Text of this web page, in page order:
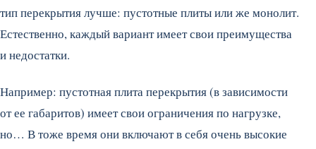
тип перекрытия лучше: пустотные плиты или же монолит.
Естественно, каждый вариант имеет свои преимущества
и недостатки.
Например: пустотная плита перекрытия (в зависимости
от ее габаритов) имеет свои ограничения по нагрузке,
но… В тоже время они включают в себя очень высокие